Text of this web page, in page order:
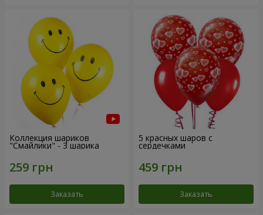
Коллекция шариков
"Смайлики" - 3 шарика
Заказать
5 красных шаров с
сердечками
Заказать